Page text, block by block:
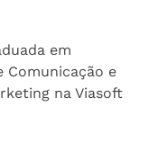
em
Comunicação e
na Viasoft